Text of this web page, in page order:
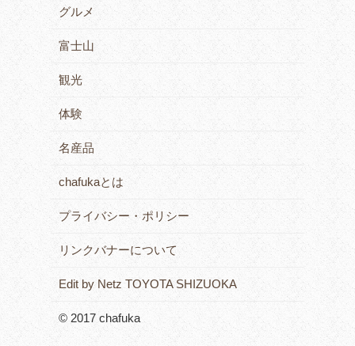
グルメ
富士山
観光
体験
名産品
chafukaとは
プライバシー・ポリシー
リンクバナーについて
Edit by Netz TOYOTA SHIZUOKA
© 2017 chafuka